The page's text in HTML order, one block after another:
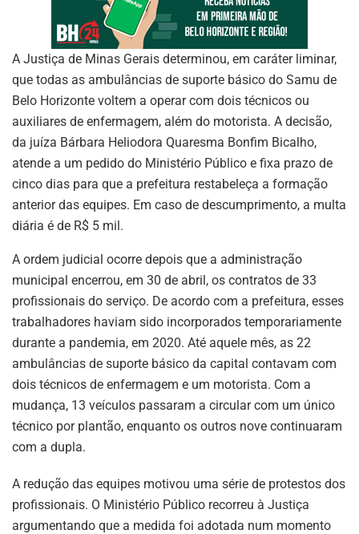
A Justiça de Minas Gerais determinou, em caráter liminar,
que todas as ambulâncias de suporte básico do Samu de
Belo Horizonte voltem a operar com dois técnicos ou
auxiliares de enfermagem, além do motorista. A decisão,
da juíza Bárbara Heliodora Quaresma Bonfim Bicalho,
atende a um pedido do Ministério Público e fixa prazo de
cinco dias para que a prefeitura restabeleça a formação
anterior das equipes. Em caso de descumprimento, a multa
diária é de R$ 5 mil.
A ordem judicial ocorre depois que a administração
municipal encerrou, em 30 de abril, os contratos de 33
profissionais do serviço. De acordo com a prefeitura, esses
trabalhadores haviam sido incorporados temporariamente
durante a pandemia, em 2020. Até aquele mês, as 22
ambulâncias de suporte básico da capital contavam com
dois técnicos de enfermagem e um motorista. Com a
mudança, 13 veículos passaram a circular com um único
técnico por plantão, enquanto os outros nove continuaram
com a dupla.
A redução das equipes motivou uma série de protestos dos
profissionais. O Ministério Público recorreu à Justiça
argumentando que a medida foi adotada num momento